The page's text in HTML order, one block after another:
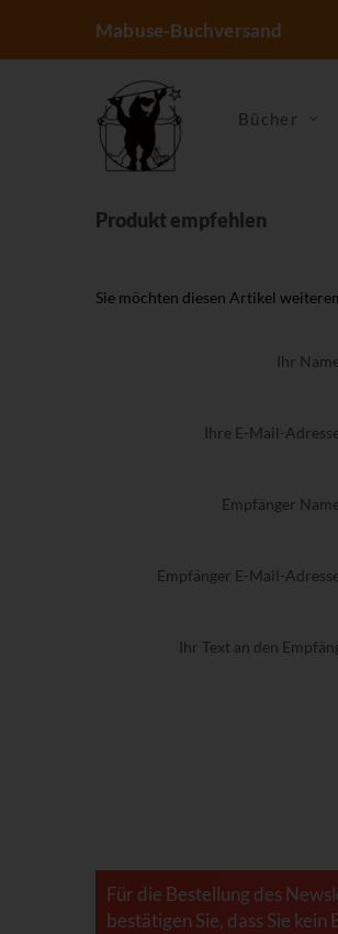
Mabuse-Buchversand
Bücher
Produkt empfehlen
Sie möchten diesen Artikel
Ihr
Ihre E-Mail-
Empfänger
Empfänger E-Mail-
Ihr Text an den
Für die Bestellung des
bestätigen Sie, dass Sie kein